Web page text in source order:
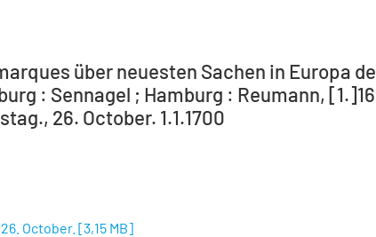
über neuesten Sachen in Europa
: Sennagel ; Hamburg : Reumann,
26. October. 1.1.1700
October. [3,15 MB]